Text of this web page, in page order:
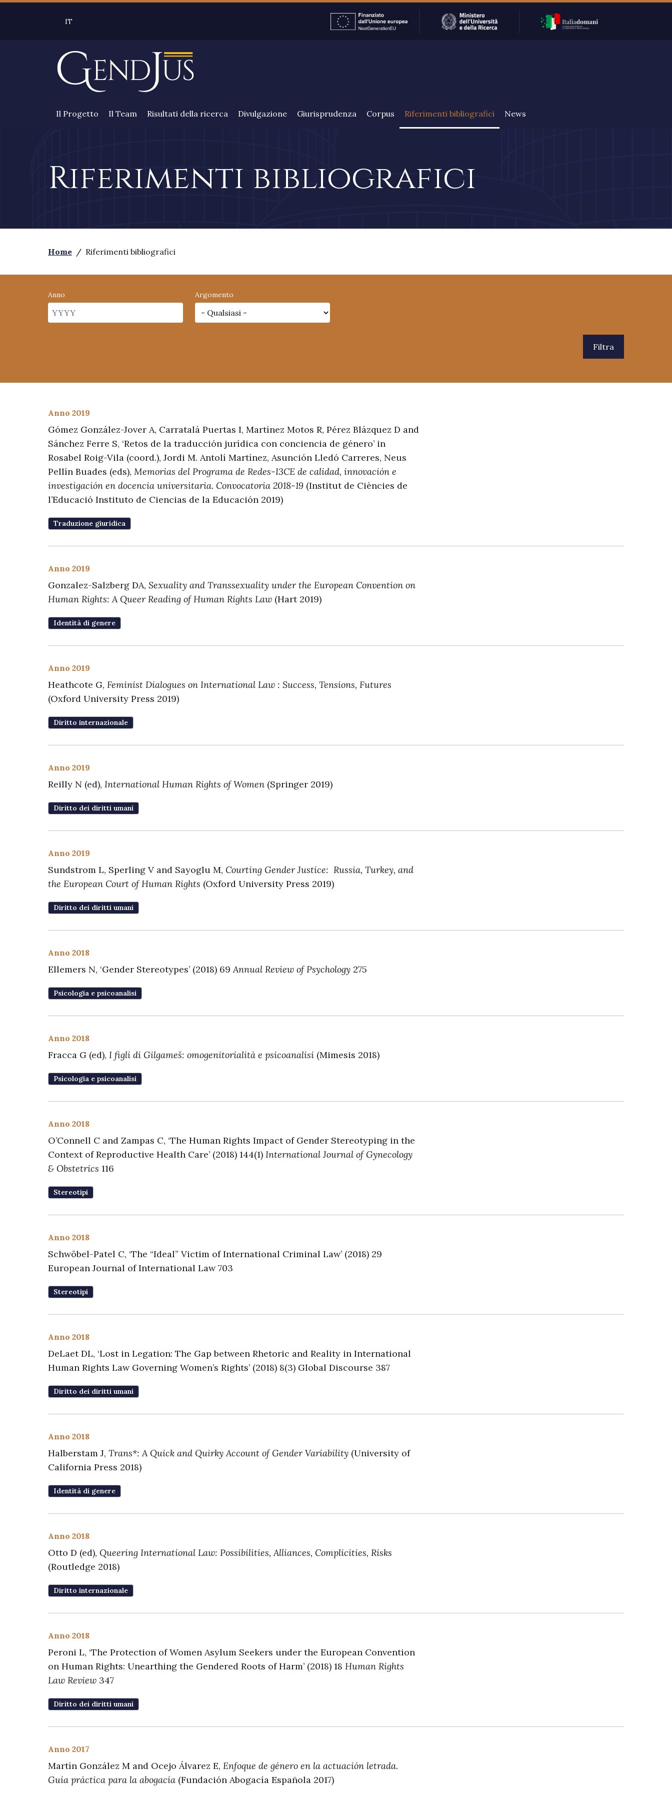
Salta al contenuto principale
SELEZIONE LINGUA: LINGUA SELEZIONATA ITALIAN
IT
Il Progetto Il Team Risultati della ricerca Divulgazione Giurisprudenza Corpus Riferimenti bibliografici News
Riferimenti bibliografici
Home / Riferimenti bibliografici
Anno Argomento
Anno 2019
Gómez González-Jover A, Carratalá Puertas I, Martínez Motos R, Pérez Blázquez D and
Sánchez Ferre S, ‘Retos de la traducción jurídica con conciencia de género’ in
Rosabel Roig-Vila (coord.), Jordi M. Antolí Martínez, Asunción Lledó Carreres, Neus
Pellín Buades (eds), Memorias del Programa de Redes-I3CE de calidad, innovación e
investigación en docencia universitaria. Convocatoria 2018-19 (Institut de Ciències de
l’Educació Instituto de Ciencias de la Educación 2019)
Traduzione giuridica
Anno 2019
Gonzalez-Salzberg DA, Sexuality and Transsexuality under the European Convention on
Human Rights: A Queer Reading of Human Rights Law (Hart 2019)
Identità di genere
Anno 2019
Heathcote G, Feminist Dialogues on International Law : Success, Tensions, Futures
(Oxford University Press 2019)
Diritto internazionale
Anno 2019
Reilly N (ed), International Human Rights of Women (Springer 2019)
Diritto dei diritti umani
Anno 2019
Sundstrom L, Sperling V and Sayoglu M, Courting Gender Justice: Russia, Turkey, and
the European Court of Human Rights (Oxford University Press 2019)
Diritto dei diritti umani
Anno 2018
Ellemers N, ‘Gender Stereotypes’ (2018) 69Annual Review of Psychology 275
Psicologia e psicoanalisi
Anno 2018
Fracca G (ed), I figli di Gilgameš: omogenitorialità e psicoanalisi (Mimesis 2018)
Psicologia e psicoanalisi
Anno 2018
O’Connell C and Zampas C, ‘The Human Rights Impact of Gender Stereotyping in the
Context of Reproductive Health Care’ (2018) 144(1) International Journal of Gynecology
& Obstetrics 116
Stereotipi
Anno 2018
Schwöbel-Patel C, ‘The “Ideal” Victim of International Criminal Law’ (2018) 29
European Journal of International Law 703
Stereotipi
Anno 2018
DeLaet DL, ‘Lost in Legation: The Gap between Rhetoric and Reality in International
Human Rights Law Governing Women’s Rights’ (2018) 8(3) Global Discourse 387
Diritto dei diritti umani
Anno 2018
Halberstam J, Trans*: A Quick and Quirky Account of Gender Variability (University of
California Press 2018)
Identità di genere
Anno 2018
Otto D (ed), Queering International Law: Possibilities, Alliances, Complicities, Risks
(Routledge 2018)
Diritto internazionale
Anno 2018
Peroni L, ‘The Protection of Women Asylum Seekers under the European Convention
on Human Rights: Unearthing the Gendered Roots of Harm’ (2018) 18 Human Rights
Law Review 347
Diritto dei diritti umani
Anno 2017
Martín González M and Ocejo Álvarez E, Enfoque de género en la actuación letrada.
Guía práctica para la abogacía (Fundación Abogacía Española 2017)